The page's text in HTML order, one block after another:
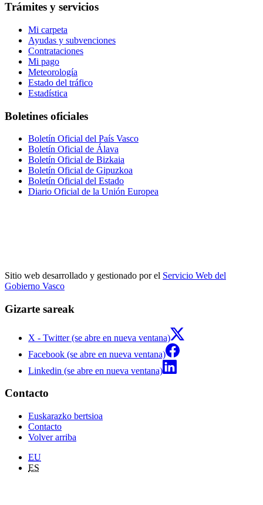
Trámites y servicios
Mi carpeta
Ayudas y subvenciones
Contrataciones
Mi pago
Meteorología
Estado del tráfico
Estadística
Boletines oficiales
Boletín Oficial del País Vasco
Boletín Oficial de Álava
Boletín Oficial de Bizkaia
Boletín Oficial de Gipuzkoa
Boletín Oficial del Estado
Diario Oficial de la Unión Europea
Sitio web desarrollado y gestionado por el Servicio Web del
Gobierno Vasco
Gizarte sareak
X - Twitter (se abre en nueva ventana)
Facebook (se abre en nueva ventana)
Linkedin (se abre en nueva ventana)
Contacto
Euskarazko bertsioa
Contacto
Volver arriba
EU
ES